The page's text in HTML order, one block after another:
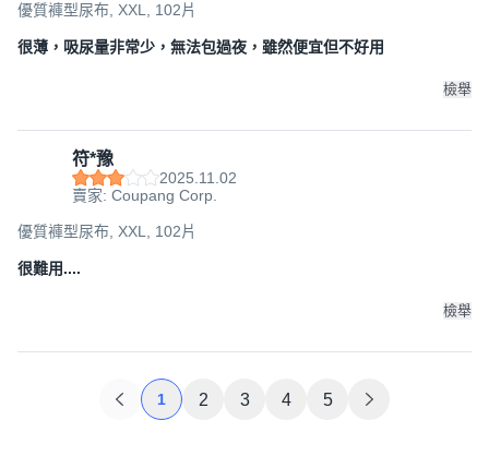
優質褲型尿布, XXL, 102片
很薄，吸尿量非常少，無法包過夜，雖然便宜但不好用
檢舉
符*豫
2025.11.02
賣家: Coupang Corp.
優質褲型尿布, XXL, 102片
很難用....
檢舉
1 2 3 4 5